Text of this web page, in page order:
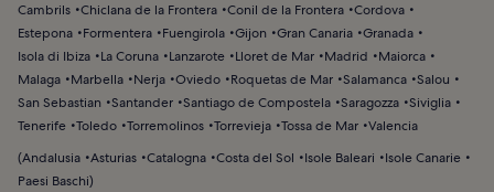
Cambrils Chiclana de la Frontera Conil de la Frontera Cordova
Estepona
Formentera Fuengirola Gijon Gran Canaria Granada
Isola di Ibiza
La Coruna Lanzarote Lloret de Mar Madrid
Maiorca
Malaga
Marbella Nerja Oviedo Roquetas de Mar Salamanca Salou
San Sebastian
Santander Santiago de Compostela Saragozza Siviglia
Tenerife Toledo Torremolinos Torrevieja Tossa de Mar Valencia
(Andalusia Asturias Catalogna Costa del Sol Isole Baleari
Isole Canarie
Paesi Baschi)